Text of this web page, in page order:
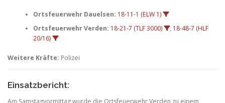
Ortsfeuerwehr Dauelsen: 18-11-1 (ELW 1)
Ortsfeuerwehr Verden: 18-21-7 (TLF 3000) , 18-48-7 (HLF
20/16)
Weitere Kräfte: Polizei
Einsatzbericht:
Am Samstagvormittag wurde die Ortsfeuerwehr Verden zu einem